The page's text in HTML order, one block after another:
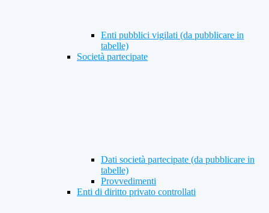
Enti pubblici vigilati (da pubblicare in
tabelle)
Società partecipate
Dati società partecipate (da pubblicare in
tabelle)
Provvedimenti
Enti di diritto privato controllati